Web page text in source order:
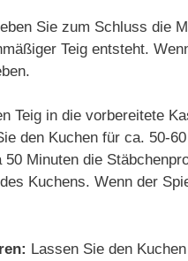
Sie zum Schluss die
Teig entsteht.
Teig in die vorbereitete
den Kuchen für ca. 50-
50 Minuten die
Kuchens. Wenn der
Lassen Sie den